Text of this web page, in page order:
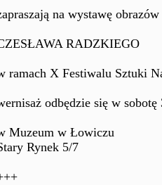
na wystawę obrazów
RADZKIEGO
ramach X Festiwalu Sztuki
odbędzie się w
Muzeum w Łowiczu
Rynek 5/7